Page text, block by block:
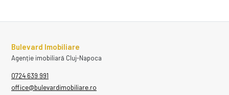
Bulevard Imobiliare
Agenție imobiliară Cluj-Napoca
0724 639 991
office@bulevardimobiliare.ro